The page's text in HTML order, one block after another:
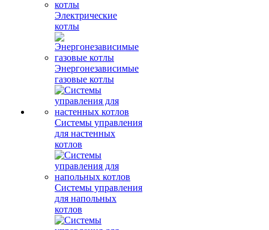
Электрические
котлы
Энергонезависимые
газовые котлы
Системы управления
для настенных
котлов
Системы управления
для напольных
котлов